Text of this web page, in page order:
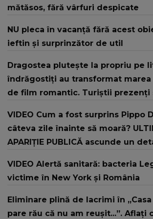
mătăsos, fără vârfuri despicate
NU pleca în vacanță fără acest
ieftin și surprinzător de util
Dragostea plutește la propriu pe
îndrăgostiți au transformat marea
de film romantic. Turiștii prezenți
VIDEO Cum a fost surprins Pippo
câteva zile înainte să moară?
APARIȚIE PUBLICĂ ascunde un
după vestea tristă: "Încă nu
și..."
VIDEO Alertă sanitară: bacteria
victime în New York și România
Eliminare plină de lacrimi în
pare rău că nu am reușit...”. Aflați